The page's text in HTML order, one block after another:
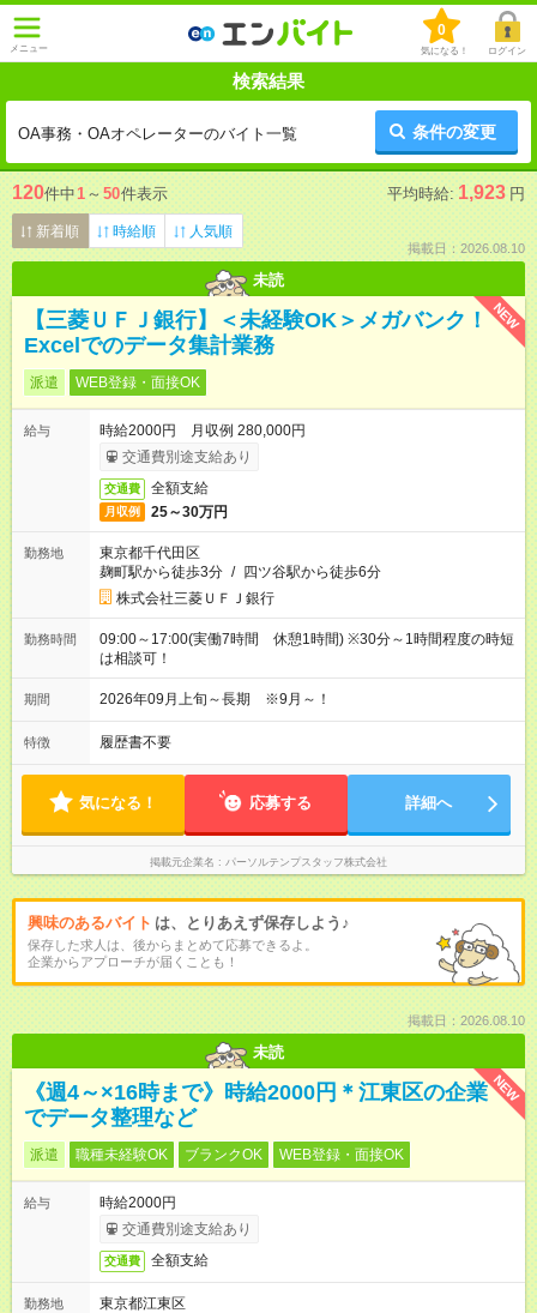
メニュー
0
気になる！ ログイン
検索結果
OA事務・OAオペレーターのバイト一覧 条件の変更
120件中1 ～ 50件表示 平均時給: 1,923 円
新着順 時給順 人気順
掲載日：2026.08.10
未読
NEW
【三菱ＵＦＪ銀行】＜未経験OK＞メガバンク！
Excelでのデータ集計業務
派遣 WEB登録・面接OK
給与
時給2000円 月収例 280,000円
交通費別途支給あり
交通費 全額支給
月収例 25～30万円
勤務地
東京都千代田区
麹町駅から徒歩3分 / 四ツ谷駅から徒歩6分
株式会社三菱ＵＦＪ銀行
勤務時間
09:00～17:00(実働7時間 休憩1時間) ※30分～1時間程度の時短
は相談可！
期間 2026年09月上旬～長期 ※9月～！
特徴 履歴書不要
気になる！ 応募する 詳細へ
掲載元企業名 パーソルテンプスタッフ株式会社
興味のあるバイト は、とりあえず保存しよう♪
保存した求人は、後からまとめて応募できるよ。
企業からアプローチが届くことも！
掲載日：2026.08.10
未読
NEW
《週4～×16時まで》時給2000円＊江東区の企業
でデータ整理など
派遣 職種未経験OK ブランクOK WEB登録・面接OK
給与
時給2000円
交通費別途支給あり
交通費 全額支給
勤務地
東京都江東区